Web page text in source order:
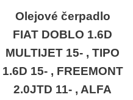
Olejové čerpadlo
FIAT DOBLO 1.6D
MULTIJET 15- , TIPO
1.6D 15- , FREEMONT
2.0JTD 11- , ALFA